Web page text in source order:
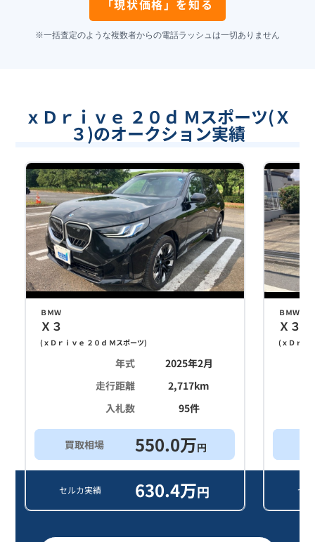
「現状価格」を知る
※一括査定のような複数者からの電話ラッシュは一切ありません
ｘＤｒｉｖｅ ２０ｄ Ｍスポーツ(Ｘ
３)のオークション実績
ＢＭＷ
Ｘ３
( ｘＤｒｉｖｅ ２０ｄ Ｍスポーツ)
年式
2025年2月
走行距離
2,717km
入札数
95件
買取相場 550.0万円
セルカ実績 630.4万円
ＢＭＷ
Ｘ３
( ｘＤｒｉ
セ